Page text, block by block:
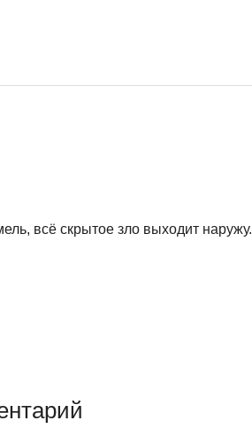
всё скрытое зло выходит наружу.